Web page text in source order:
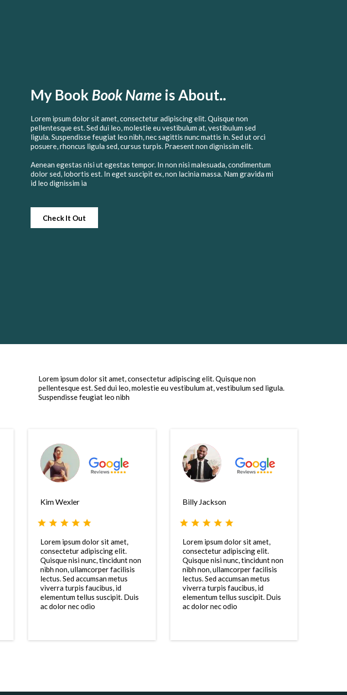
My Book Book Name is About..
Lorem ipsum dolor sit amet, consectetur adipiscing elit. Quisque non
pellentesque est. Sed dui leo, molestie eu vestibulum at, vestibulum sed
ligula. Suspendisse feugiat leo nibh, nec sagittis nunc mattis in. Sed ut orci
posuere, rhoncus ligula sed, cursus turpis. Praesent non dignissim elit.
Aenean egestas nisi ut egestas tempor. In non nisi malesuada, condimentum
dolor sed, lobortis est. In eget suscipit ex, non lacinia massa. Nam gravida mi
id leo dignissim ia
Check It Out
Lorem ipsum dolor sit amet, consectetur adipiscing elit. Quisque non
pellentesque est. Sed dui leo, molestie eu vestibulum at, vestibulum sed ligula.
Suspendisse feugiat leo nibh
Kim Wexler
Lorem ipsum dolor sit amet,
consectetur adipiscing elit.
Quisque nisi nunc, tincidunt non
nibh non, ullamcorper facilisis
lectus. Sed accumsan metus
viverra turpis faucibus, id
elementum tellus suscipit. Duis
ac dolor nec odio
Billy Jackson
Lorem ipsum dolor sit amet,
consectetur adipiscing elit.
Quisque nisi nunc, tincidunt non
nibh non, ullamcorper facilisis
lectus. Sed accumsan metus
viverra turpis faucibus, id
elementum tellus suscipit. Duis
ac dolor nec odio